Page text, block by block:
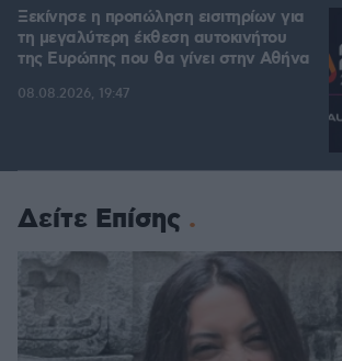
Ξεκίνησε η προπώληση εισιτηρίων για
τη μεγαλύτερη έκθεση αυτοκινήτου
της Ευρώπης που θα γίνει στην Αθήνα
08.08.2026, 19:47
Δείτε Επίσης